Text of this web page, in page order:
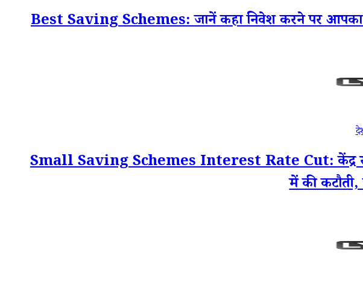
Best Saving Schemes: जानें कहा निवेश करने पर आपका
Small Saving Schemes Interest Rate Cut: केंद्र
में की कटौती,